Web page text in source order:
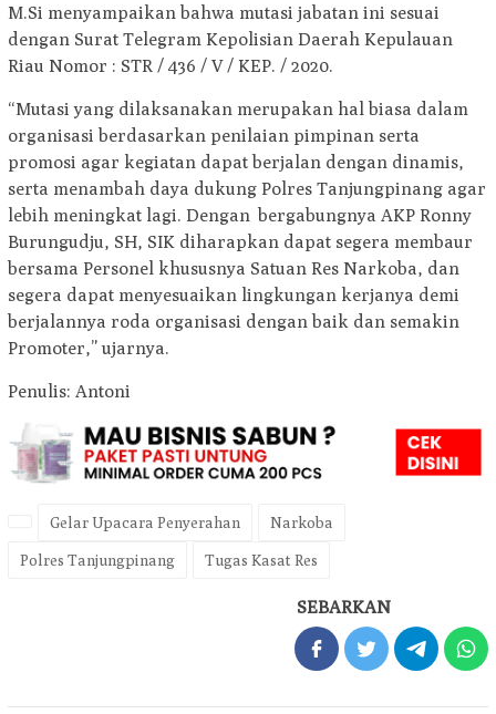
M.Si menyampaikan bahwa mutasi jabatan ini sesuai
dengan Surat Telegram Kepolisian Daerah Kepulauan
Riau Nomor : STR / 436 / V / KEP. / 2020.
“Mutasi yang dilaksanakan merupakan hal biasa dalam
organisasi berdasarkan penilaian pimpinan serta
promosi agar kegiatan dapat berjalan dengan dinamis,
serta menambah daya dukung Polres Tanjungpinang agar
lebih meningkat lagi. Dengan bergabungnya AKP Ronny
Burungudju, SH, SIK diharapkan dapat segera membaur
bersama Personel khususnya Satuan Res Narkoba, dan
segera dapat menyesuaikan lingkungan kerjanya demi
berjalannya roda organisasi dengan baik dan semakin
Promoter,” ujarnya.
Penulis: Antoni
Gelar Upacara Penyerahan Narkoba
Polres Tanjungpinang Tugas Kasat Res
SEBARKAN